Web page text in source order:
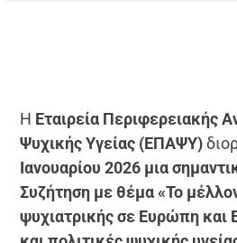
Η Εταιρεία Περιφερειακής
Ψυχικής Υγείας (ΕΠΑΨΥ)
Ιανουαρίου 2026 μια
Συζήτηση με θέμα «Το
ψυχιατρικής σε Ευρώπη και